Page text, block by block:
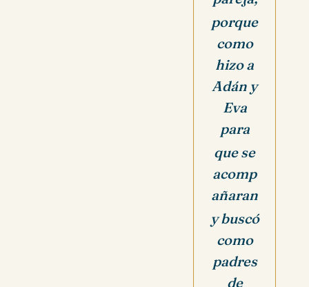
porque
como
hizo a
Adán y
Eva
para
que se
acomp
añaran
y buscó
como
padres
de